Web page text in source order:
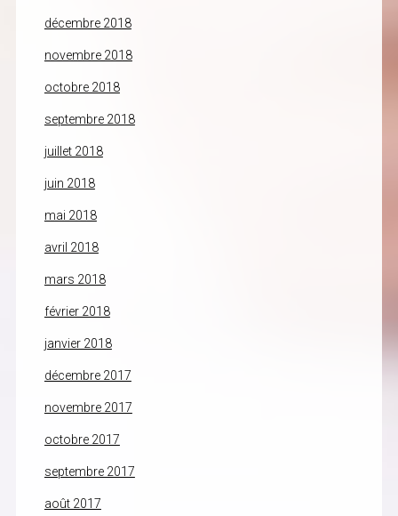
décembre 2018
novembre 2018
octobre 2018
septembre 2018
juillet 2018
juin 2018
mai 2018
avril 2018
mars 2018
février 2018
janvier 2018
décembre 2017
novembre 2017
octobre 2017
septembre 2017
août 2017